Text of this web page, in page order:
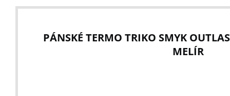
PÁNSKÉ TERMO TRIKO SMYK
MELÍR